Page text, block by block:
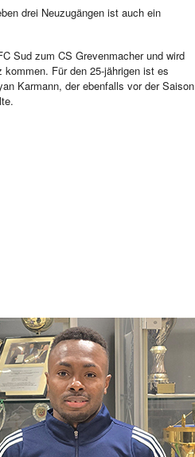
drei Neuzugängen ist auch ein
Sud zum CS Grevenmacher und wird
Für den 25-jährigen ist es
Karmann, der ebenfalls vor der Saison